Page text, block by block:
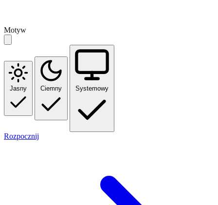
Motyw
Jasny Ciemny Systemowy
Rozpocznij